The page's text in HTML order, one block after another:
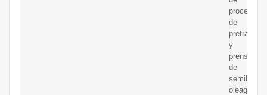
de
y
prensado
de
semillas